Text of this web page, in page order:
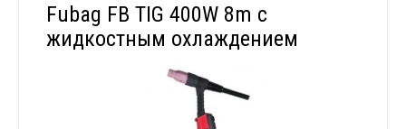
Fubag FB TIG 400W 8m с
жидкостным охлаждением